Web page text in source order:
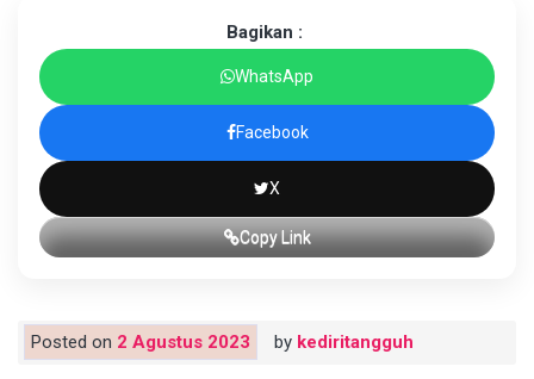
Bagikan :
WhatsApp
Facebook
X
Copy Link
Posted on 2 Agustus 2023 by kediritangguh